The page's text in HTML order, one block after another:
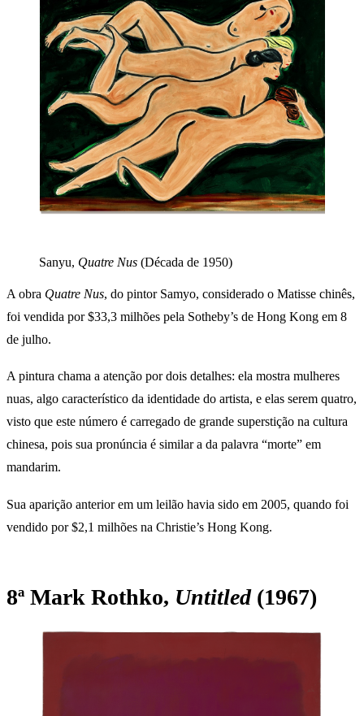
Sanyu, Quatre Nus (Década de 1950)
A obra Quatre Nus, do pintor Samyo, considerado o Matisse chinês,
foi vendida por $33,3 milhões pela Sotheby’s de Hong Kong em 8
de julho.
A pintura chama a atenção por dois detalhes: ela mostra mulheres
nuas, algo característico da identidade do artista, e elas serem quatro,
visto que este número é carregado de grande superstição na cultura
chinesa, pois sua pronúncia é similar a da palavra “morte” em
mandarim.
Sua aparição anterior em um leilão havia sido em 2005, quando foi
vendido por $2,1 milhões na Christie’s Hong Kong.
8ª Mark Rothko, Untitled(1967)